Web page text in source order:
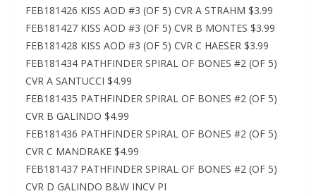
FEB181426 KISS AOD #3 (OF 5) CVR A STRAHM $3.99
FEB181427 KISS AOD #3 (OF 5) CVR B MONTES $3.99
FEB181428 KISS AOD #3 (OF 5) CVR C HAESER $3.99
FEB181434 PATHFINDER SPIRAL OF BONES #2 (OF 5)
CVR A SANTUCCI $4.99
FEB181435 PATHFINDER SPIRAL OF BONES #2 (OF 5)
CVR B GALINDO $4.99
FEB181436 PATHFINDER SPIRAL OF BONES #2 (OF 5)
CVR C MANDRAKE $4.99
FEB181437 PATHFINDER SPIRAL OF BONES #2 (OF 5)
CVR D GALINDO B&W INCV PI